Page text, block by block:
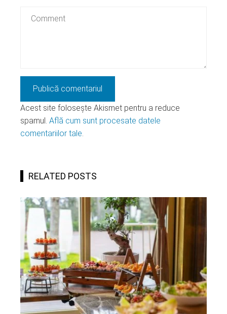
Acest site folosește Akismet pentru a reduce
spamul. Află cum sunt procesate datele
comentariilor tale.
RELATED POSTS